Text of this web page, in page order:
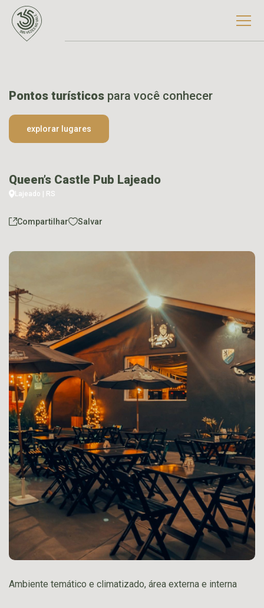
Pontos turísticos para você conhecer
explorar lugares
Queen’s Castle Pub Lajeado
Lajeado | RS
Compartilhar Salvar
Ambiente temático e climatizado, área externa e interna